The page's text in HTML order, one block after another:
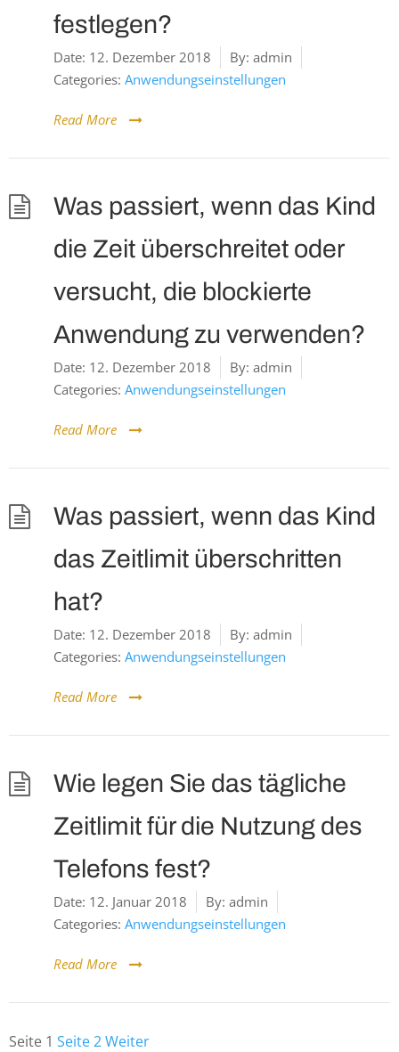
festlegen?
Date: 12. Dezember 2018 By: admin
Categories: Anwendungseinstellungen
Read More
Was passiert, wenn das Kind
die Zeit überschreitet oder
versucht, die blockierte
Anwendung zu verwenden?
Date: 12. Dezember 2018 By: admin
Categories: Anwendungseinstellungen
Read More
Was passiert, wenn das Kind
das Zeitlimit überschritten
hat?
Date: 12. Dezember 2018 By: admin
Categories: Anwendungseinstellungen
Read More
Wie legen Sie das tägliche
Zeitlimit für die Nutzung des
Telefons fest?
Date: 12. Januar 2018 By: admin
Categories: Anwendungseinstellungen
Read More
Seitennummerierung
Seite 1 Seite2Weiter